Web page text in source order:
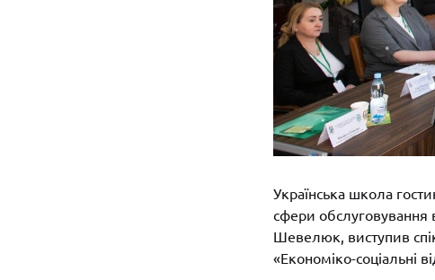
Українська школа
сфери обслуговування
Шевелюк, виступив
«Економіко-соціальні